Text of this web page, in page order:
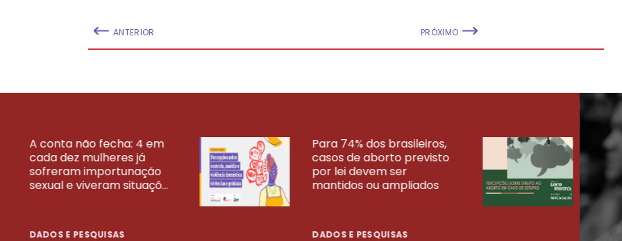
ANTERIOR PRÓXIMO
A conta não fecha: 4 em
cada dez mulheres já
sofreram importunação
sexual e viveram situaçõ...
DADOS E PESQUISAS
Para 74% dos brasileiros,
casos de aborto previsto
por lei devem ser
mantidos ou ampliados
DADOS E PESQUISAS
VEJA MAIS PESQUISAS